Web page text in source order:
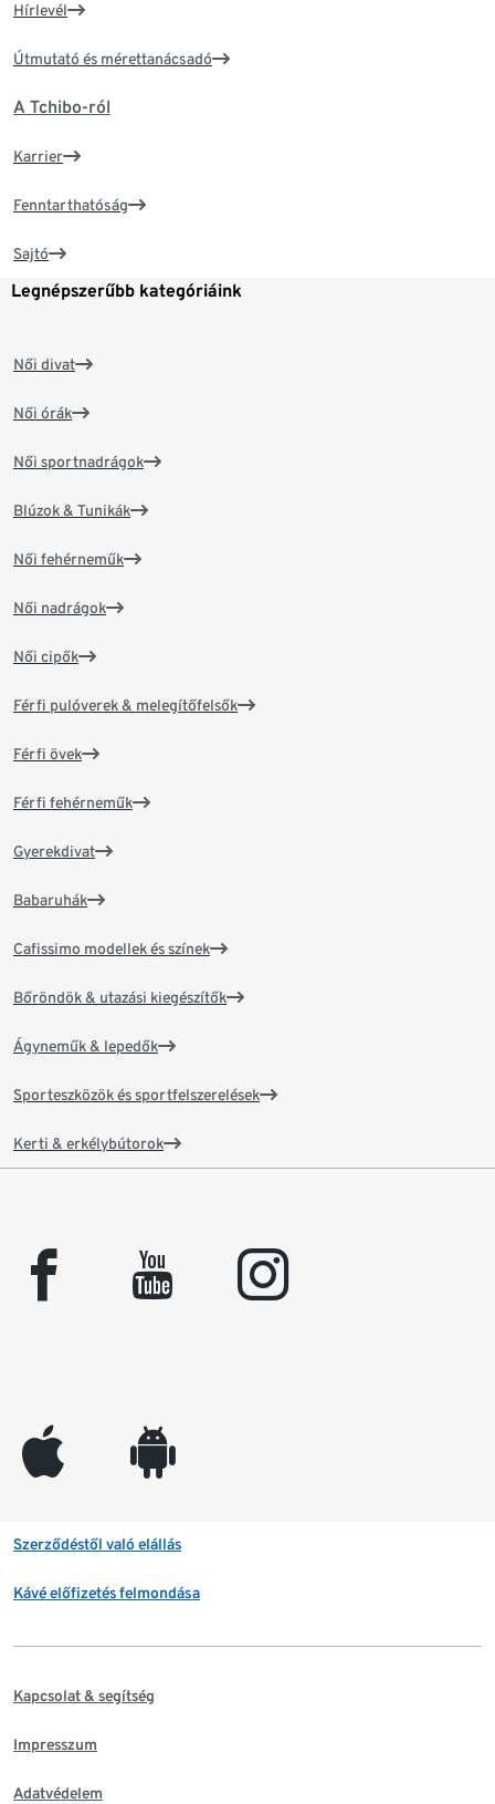
Hírlevél
Útmutató és mérettanácsadó
A Tchibo-ról
Karrier
Fenntarthatóság
Sajtó
Legnépszerűbb kategóriáink
Női divat
Női órák
Női sportnadrágok
Blúzok & Tunikák
Női fehérneműk
Női nadrágok
Női cipők
Férfi pulóverek & melegítőfelsők
Férfi övek
Férfi fehérneműk
Gyerekdivat
Babaruhák
Cafissimo modellek és színek
Bőröndök & utazási kiegészítők
Ágyneműk & lepedők
Sporteszközök és sportfelszerelések
Kerti & erkélybútorok
facebook youtube instagram
appleinc android
Szerződéstől való elállás
Kávé előfizetés felmondása
Kapcsolat & segítség
Impresszum
Adatvédelem